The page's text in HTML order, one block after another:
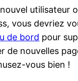
utilisateur
vous devriez
de bord pour
de nouvelles
vous bien !